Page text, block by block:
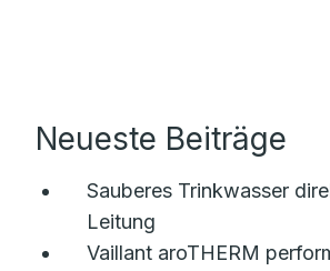
Neueste Beiträge
Sauberes Trinkwasser
Leitung
Vaillant aroTHERM